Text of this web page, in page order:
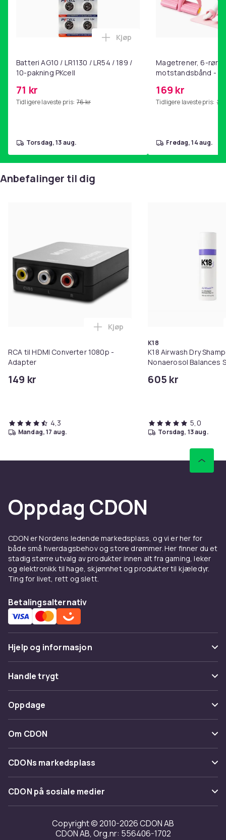
Batteri AG10 / LR1130 / LR54 / 189 /
10-pakning PKcell
71 kr
Tidligere laveste pris: 76 kr
Legg Batteri AG10 / LR1130 /
Kjøp
torsdag, 13 aug.
Magetrener, 6-rørs
motstandsbånd -
hjemmegymnastikk
169 kr
Tidligere laveste pris:
fredag, 14 aug.
Anbefalinger til dig
RCA til HDMI Converter 1080p -
Adapter
149 kr
Legg RCA til HDMI Converter
Kjøp
4,3
mandag, 17 aug.
K18
K18 Airwash Dry
Nonaerosol Balances
605 kr
5,0
torsdag, 13 aug.
Oppdag CDON
CDON er Nordens ledende markedsplass, og vi er her for
både små hverdagsbehov og store drømmer. Her finner du et
stadig større utvalg av produkter innen alt fra gaming, leker
og elektronikk til hage, skjønnhet og produkter til kjæledyr.
Ting for livet, rett og slett.
Betalingsalternativ
Hjelp og informasjon
Vanlige spørsmål
Spor pakke
Angre & returner her
Kontakt oss
Handle trygt
Betaling
Levering
Tilbakekallinger
Oppdage
Kategorier
Varemerker
Om CDON
Om oss
Kundeanmeldelser
Jobbe på CDON
Investor relations
CDONs markedsplass
Merchant Help Center
CDON på sosiale medier
Copyright © 2010-2026 CDON AB
CDON AB, Org.nr: 556406-1702